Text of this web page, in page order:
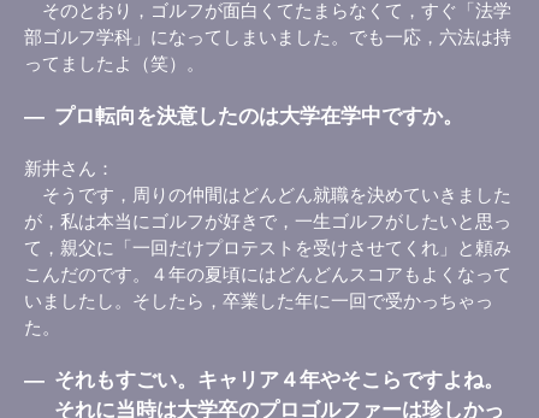
そのとおり，ゴルフが面白くてたまらなくて，すぐ「法学
部ゴルフ学科」になってしまいました。でも一応，六法は持
ってましたよ（笑）。
― プロ転向を決意したのは大学在学中ですか。
新井さん
そうです，周りの仲間はどんどん就職を決めていきました
が，私は本当にゴルフが好きで，一生ゴルフがしたいと思っ
て，親父に「一回だけプロテストを受けさせてくれ」と頼み
こんだのです。４年の夏頃にはどんどんスコアもよくなって
いましたし。そしたら，卒業した年に一回で受かっちゃっ
た。
― それもすごい。キャリア４年やそこらですよね。
それに当時は大学卒のプロゴルファーは珍しかっ